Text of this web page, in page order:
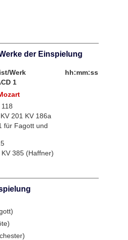
der Einspielung
Werk
hh:mm:ss
1
201 KV 186a
für Fagott und
385 (Haffner)